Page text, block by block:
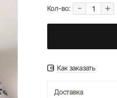
Кол-во: - +
Как заказать
Доставка